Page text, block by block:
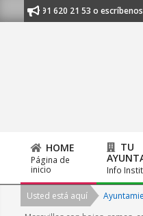
to
al 91 620 21 53 o escríbenos
Primary
Navigation
Menu
HOME
Página de
inicio
TU
Info
Usted está aquí